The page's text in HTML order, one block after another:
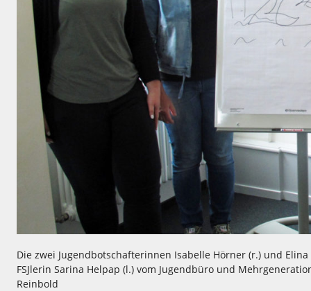
Die zwei Jugendbotschafterinnen Isabelle Hörner (r.) und
FSJlerin Sarina Helpap (l.) vom Jugendbüro und
Reinbold